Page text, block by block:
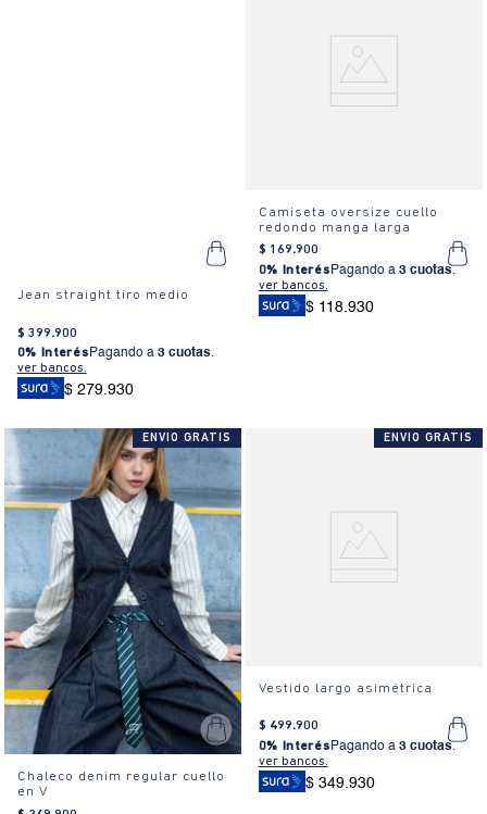
Jean straight tiro medio
$ 399.900
0% Interés Pagando a 3 cuotas.
ver bancos.
$ 279.930
Camiseta oversize cuello
redondo manga larga
$ 169.900
0% Interés Pagando a 3 cuotas.
ver bancos.
$ 118.930
ENVIO GRATIS
Chaleco denim regular cuello
en V
ENVIO GRATIS
Vestido largo asimétrica
$ 499.900
0% Interés Pagando a 3 cuotas.
ver bancos.
$ 349.930